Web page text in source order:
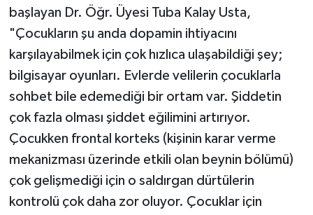
başlayan Dr. Öğr. Üyesi Tuba Kalay Usta,
"Çocukların şu anda dopamin ihtiyacını
karşılayabilmek için çok hızlıca ulaşabildiği şey;
bilgisayar oyunları. Evlerde velilerin çocuklarla
sohbet bile edemediği bir ortam var. Şiddetin
çok fazla olması şiddet eğilimini artırıyor.
Çocukken frontal korteks (kişinin karar verme
mekanizması üzerinde etkili olan beynin bölümü)
çok gelişmediği için o saldırgan dürtülerin
kontrolü çok daha zor oluyor. Çocuklar için